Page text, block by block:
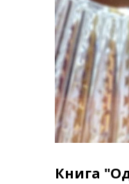
Книга